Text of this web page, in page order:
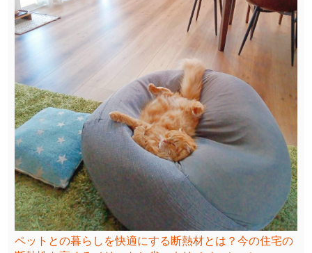
ペットとの暮らしを快適にする断熱材とは？今の住宅の